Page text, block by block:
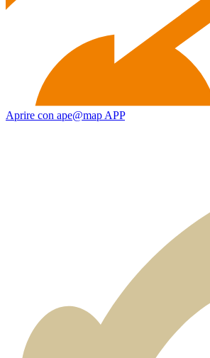
Aprire con ape@map APP